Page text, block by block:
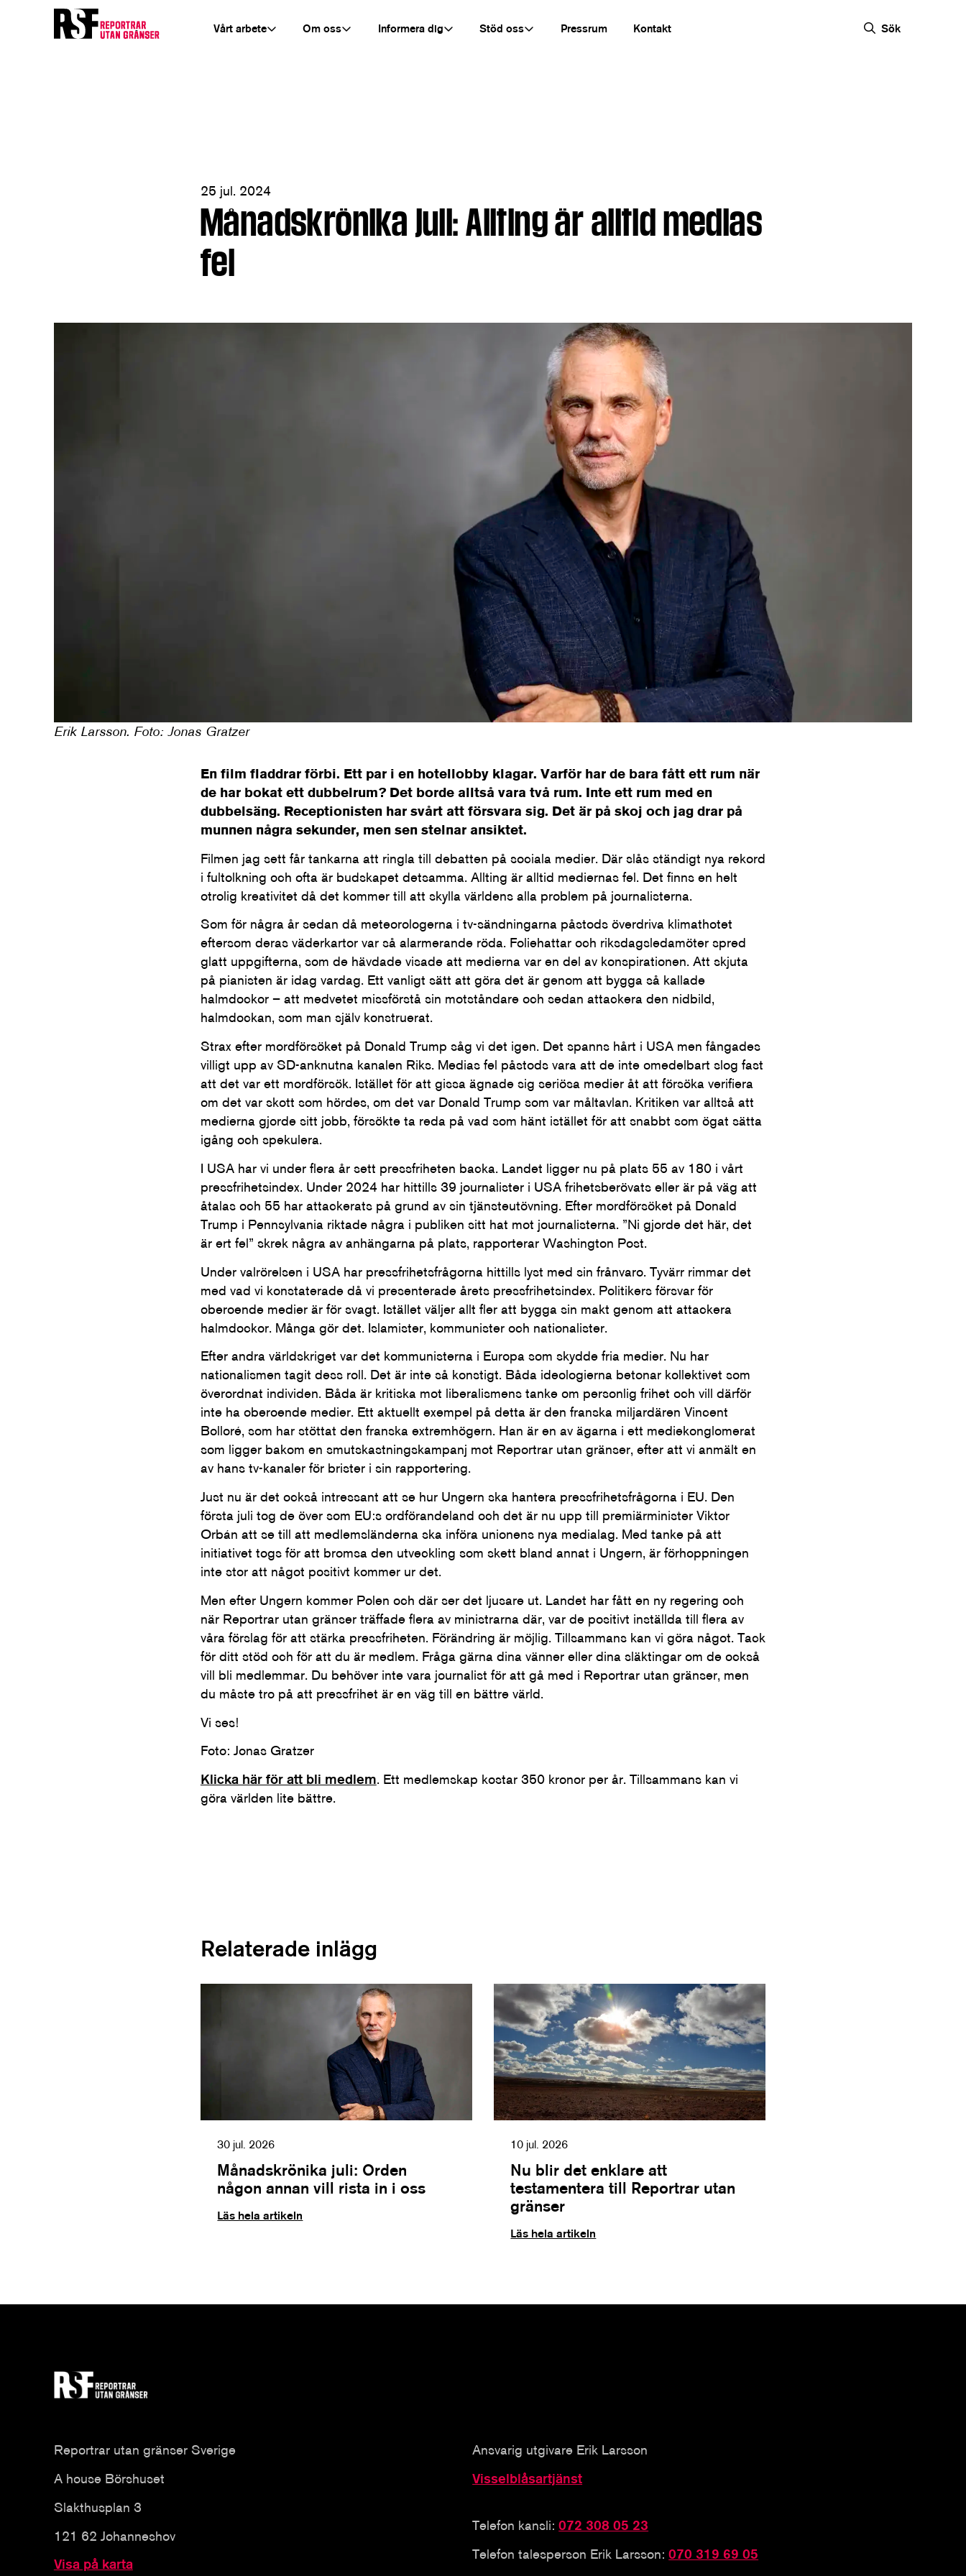
Vårt arbete Om oss Informera dig Stöd oss Pressrum Kontakt Sök
25 jul. 2024
Månadskrönika juli: Allting är alltid medias
fel
Erik Larsson. Foto: Jonas Gratzer
En film fladdrar förbi. Ett par i en hotellobby klagar. Varför har de bara fått ett rum när
de har bokat ett dubbelrum? Det borde alltså vara två rum. Inte ett rum med en
dubbelsäng. Receptionisten har svårt att försvara sig. Det är på skoj och jag drar på
munnen några sekunder, men sen stelnar ansiktet.
Filmen jag sett får tankarna att ringla till debatten på sociala medier. Där slås ständigt nya rekord
i fultolkning och ofta är budskapet detsamma. Allting är alltid mediernas fel. Det finns en helt
otrolig kreativitet då det kommer till att skylla världens alla problem på journalisterna.
Som för några år sedan då meteorologerna i tv-sändningarna påstods överdriva klimathotet
eftersom deras väderkartor var så alarmerande röda. Foliehattar och riksdagsledamöter spred
glatt uppgifterna, som de hävdade visade att medierna var en del av konspirationen. Att skjuta
på pianisten är idag vardag. Ett vanligt sätt att göra det är genom att bygga så kallade
halmdockor – att medvetet missförstå sin motståndare och sedan attackera den nidbild,
halmdockan, som man själv konstruerat.
Strax efter mordförsöket på Donald Trump såg vi det igen. Det spanns hårt i USA men fångades
villigt upp av SD-anknutna kanalen Riks. Medias fel påstods vara att de inte omedelbart slog fast
att det var ett mordförsök. Istället för att gissa ägnade sig seriösa medier åt att försöka verifiera
om det var skott som hördes, om det var Donald Trump som var måltavlan. Kritiken var alltså att
medierna gjorde sitt jobb, försökte ta reda på vad som hänt istället för att snabbt som ögat sätta
igång och spekulera.
I USA har vi under flera år sett pressfriheten backa. Landet ligger nu på plats 55 av 180 i vårt
pressfrihetsindex. Under 2024 har hittills 39 journalister i USA frihetsberövats eller är på väg att
åtalas och 55 har attackerats på grund av sin tjänsteutövning. Efter mordförsöket på Donald
Trump i Pennsylvania riktade några i publiken sitt hat mot journalisterna. ”Ni gjorde det här, det
är ert fel” skrek några av anhängarna på plats, rapporterar Washington Post.
Under valrörelsen i USA har pressfrihetsfrågorna hittills lyst med sin frånvaro. Tyvärr rimmar det
med vad vi konstaterade då vi presenterade årets pressfrihetsindex. Politikers försvar för
oberoende medier är för svagt. Istället väljer allt fler att bygga sin makt genom att attackera
halmdockor. Många gör det. Islamister, kommunister och nationalister.
Efter andra världskriget var det kommunisterna i Europa som skydde fria medier. Nu har
nationalismen tagit dess roll. Det är inte så konstigt. Båda ideologierna betonar kollektivet som
överordnat individen. Båda är kritiska mot liberalismens tanke om personlig frihet och vill därför
inte ha oberoende medier. Ett aktuellt exempel på detta är den franska miljardären Vincent
Bolloré, som har stöttat den franska extremhögern. Han är en av ägarna i ett mediekonglomerat
som ligger bakom en smutskastningskampanj mot Reportrar utan gränser, efter att vi anmält en
av hans tv-kanaler för brister i sin rapportering.
Just nu är det också intressant att se hur Ungern ska hantera pressfrihetsfrågorna i EU. Den
första juli tog de över som EU:s ordförandeland och det är nu upp till premiärminister Viktor
Orbán att se till att medlemsländerna ska införa unionens nya medialag. Med tanke på att
initiativet togs för att bromsa den utveckling som skett bland annat i Ungern, är förhoppningen
inte stor att något positivt kommer ur det.
Men efter Ungern kommer Polen och där ser det ljusare ut. Landet har fått en ny regering och
när Reportrar utan gränser träffade flera av ministrarna där, var de positivt inställda till flera av
våra förslag för att stärka pressfriheten. Förändring är möjlig. Tillsammans kan vi göra något. Tack
för ditt stöd och för att du är medlem. Fråga gärna dina vänner eller dina släktingar om de också
vill bli medlemmar. Du behöver inte vara journalist för att gå med i Reportrar utan gränser, men
du måste tro på att pressfrihet är en väg till en bättre värld.
Vi ses!
Foto: Jonas Gratzer
Klicka här för att bli medlem. Ett medlemskap kostar 350 kronor per år. Tillsammans kan vi
göra världen lite bättre.
Relaterade inlägg
30 jul. 2026
Månadskrönika juli: Orden
någon annan vill rista in i oss
Läs hela artikeln
10 jul. 2026
Nu blir det enklare att
testamentera till Reportrar utan
gränser
Läs hela artikeln
Reportrar utan gränser Sverige
A house Börshuset
Slakthusplan 3
121 62 Johanneshov
Visa på karta
Ansvarig utgivare Erik Larsson
Visselblåsartjänst
Telefon kansli:072 308 05 23
Telefon talesperson Erik Larsson:070 319 69 05